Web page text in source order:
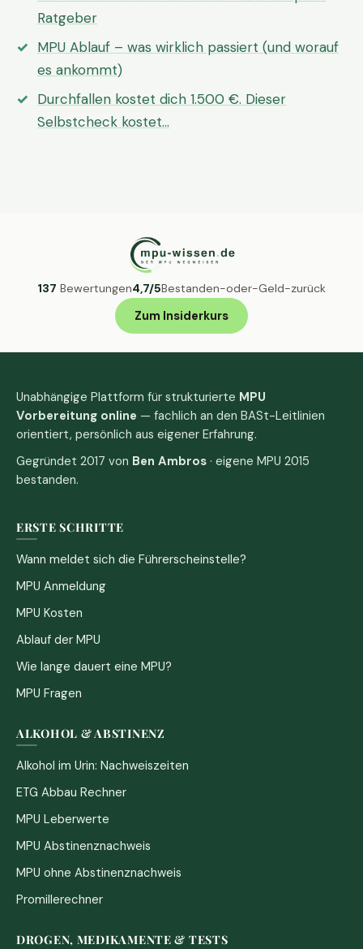
Ratgeber
MPU Ablauf – was wirklich passiert (und worauf
es ankommt)
Durchfallen kostet dich 1.500 €. Dieser
Selbstcheck kostet…
137 Bewertungen4,7/5Bestanden-oder-Geld-zurück
Zum Insiderkurs
Unabhängige Plattform für strukturierte MPU
Vorbereitung online — fachlich an den BASt-Leitlinien
orientiert, persönlich aus eigener Erfahrung.
Gegründet 2017 von Ben Ambros · eigene MPU 2015
bestanden.
ERSTE SCHRITTE
Wann meldet sich die Führerscheinstelle?
MPU Anmeldung
MPU Kosten
Ablauf der MPU
Wie lange dauert eine MPU?
MPU Fragen
ALKOHOL & ABSTINENZ
Alkohol im Urin: Nachweiszeiten
ETG Abbau Rechner
MPU Leberwerte
MPU Abstinenznachweis
MPU ohne Abstinenznachweis
Promillerechner
DROGEN, MEDIKAMENTE & TESTS